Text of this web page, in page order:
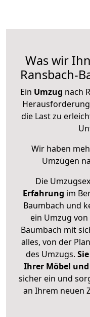
Was wir
Ransbach-
Ein Umzug nach
die Last zu
Wir haben
Umzügen
Die
Erfahrung im
Baumbach und
ein Umzug von
Baumbach mit
alles, von der
des Umzugs.
Ihrer Möbel
sicher ein und
an Ihrem neuen